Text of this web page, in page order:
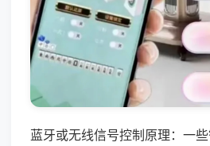
蓝牙或无线信号控制原理：一